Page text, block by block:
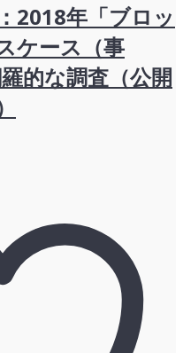
2018年「ブロッ
ケース（事
的な調査（公開